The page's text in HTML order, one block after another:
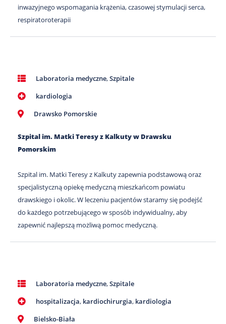
inwazyjnego wspomagania krążenia, czasowej stymulacji serca,
respiratoroterapii
Laboratoria medyczne,Szpitale
kardiologia
Drawsko Pomorskie
Szpital im. Matki Teresy z Kalkuty w Drawsku
Pomorskim
Szpital im. Matki Teresy z Kalkuty zapewnia podstawową oraz
specjalistyczną opiekę medyczną mieszkańcom powiatu
drawskiego i okolic. W leczeniu pacjentów staramy się podejść
do każdego potrzebującego w sposób indywidualny, aby
zapewnić najlepszą możliwą pomoc medyczną.
Laboratoria medyczne,Szpitale
hospitalizacja, kardiochirurgia, kardiologia
Bielsko-Biała